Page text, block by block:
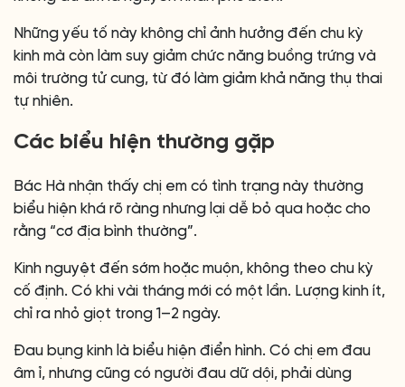
Những yếu tố này không chỉ ảnh hưởng đến chu kỳ
kinh mà còn làm suy giảm chức năng buồng trứng và
môi trường tử cung, từ đó làm giảm khả năng thụ thai
tự nhiên.
Các biểu hiện thường gặp
Bác Hà nhận thấy chị em có tình trạng này thường
biểu hiện khá rõ ràng nhưng lại dễ bỏ qua hoặc cho
rằng “cơ địa bình thường”.
Kinh nguyệt đến sớm hoặc muộn, không theo chu kỳ
cố định. Có khi vài tháng mới có một lần. Lượng kinh ít,
chỉ ra nhỏ giọt trong 1–2 ngày.
Đau bụng kinh là biểu hiện điển hình. Có chị em đau
âm ỉ, nhưng cũng có người đau dữ dội, phải dùng